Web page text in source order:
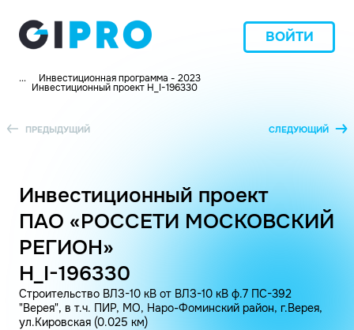
ВОЙТИ
... Инвестиционная программа - 2023
Инвестиционный проект H_I-196330
ПРЕДЫДУЩИЙ СЛЕДУЮЩИЙ
Инвестиционный проект
ПАО «РОССЕТИ МОСКОВСКИЙ
РЕГИОН»
H_I-196330
Строительство ВЛЗ-10 кВ от ВЛЗ-10 кВ ф.7 ПС-392
"Верея", в т.ч. ПИР, МО, Наро-Фоминский район, г.Верея,
ул.Кировская (0.025 км)